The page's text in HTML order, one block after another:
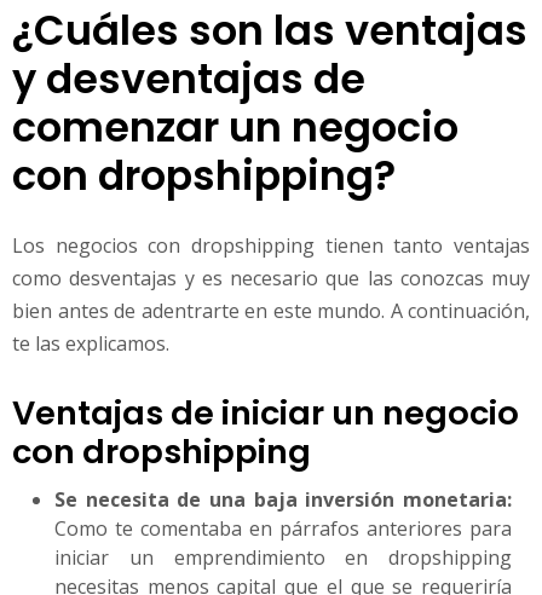
¿Cuáles son las ventajas
y desventajas de
comenzar un negocio
con dropshipping?
Los negocios con dropshipping tienen tanto ventajas
como desventajas y es necesario que las conozcas muy
bien antes de adentrarte en este mundo. A continuación,
te las explicamos.
Ventajas de iniciar un negocio
con dropshipping
Se necesita de una baja inversión monetaria:
Como te comentaba en párrafos anteriores para
iniciar un emprendimiento en dropshipping
necesitas menos capital que el que se requeriría